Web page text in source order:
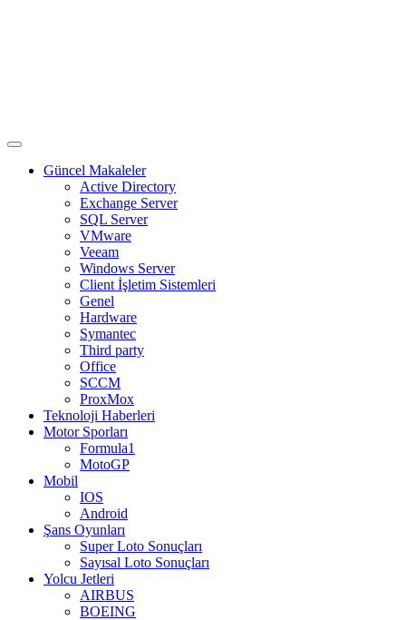
Güncel Makaleler
Active Directory
Exchange Server
SQL Server
VMware
Veeam
Windows Server
Client İşletim Sistemleri
Genel
Hardware
Symantec
Third party
Office
SCCM
ProxMox
Teknoloji Haberleri
Motor Sporları
Formula1
MotoGP
Mobil
IOS
Android
Şans Oyunları
Super Loto Sonuçları
Sayısal Loto Sonuçları
Yolcu Jetleri
AIRBUS
BOEING